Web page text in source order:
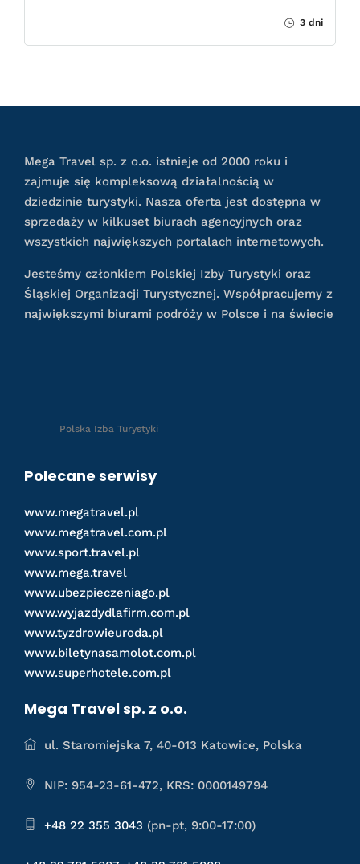
3 dni
Mega Travel sp. z o.o. istnieje od 2000 roku i
zajmuje się kompleksową działalnością w
dziedzinie turystyki. Nasza oferta jest dostępna w
sprzedaży w kilkuset biurach agencyjnych oraz
wszystkich największych portalach internetowych.
Jesteśmy członkiem Polskiej Izby Turystyki oraz
Śląskiej Organizacji Turystycznej. Współpracujemy z
największymi biurami podróży w Polsce i na świecie
Polska Izba Turystyki
Polecane serwisy
www.megatravel.pl
www.megatravel.com.pl
www.sport.travel.pl
www.mega.travel
www.ubezpieczeniago.pl
www.wyjazdydlafirm.com.pl
www.tyzdrowieuroda.pl
www.biletynasamolot.com.pl
www.superhotele.com.pl
Mega Travel sp. z o.o.
ul. Staromiejska 7, 40-013 Katowice, Polska
NIP: 954-23-61-472, KRS: 0000149794
+48 22 355 3043 (pn-pt, 9:00-17:00)